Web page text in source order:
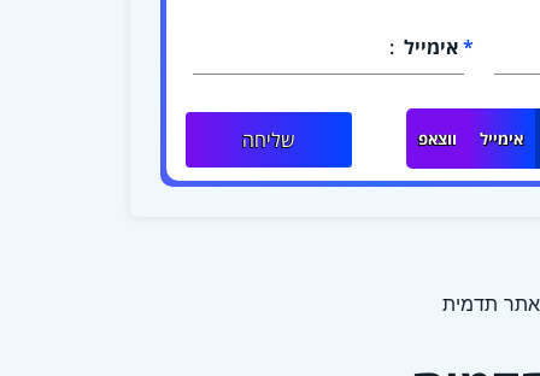
אימייל
אימייל ווצאפ שליחה
תדמית